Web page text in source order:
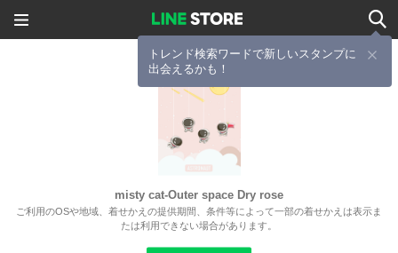
トレンド検索ワードで新しいスタンプに
出会えるかも！
misty cat-Outer space Dry rose
ご利用のOSや地域、着せかえの提供期間、条件等によって一部の着せかえは表示ま
たは利用できない場合があります。